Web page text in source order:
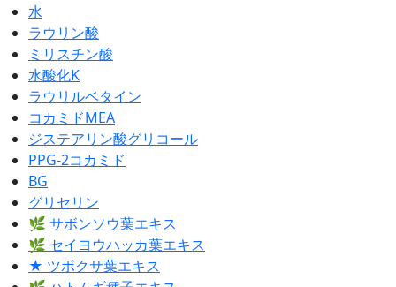
水
ラウリン酸
ミリスチン酸
水酸化K
ラウリルベタイン
コカミドMEA
ジステアリン酸グリコール
PPG-2コカミド
BG
グリセリン
🌿 サボンソウ葉エキス
🌿 セイヨウハッカ葉エキス
★ ツボクサ葉エキス